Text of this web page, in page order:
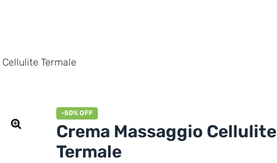
Termale
-50% OFF
Crema Massaggio Cellulite
Termale